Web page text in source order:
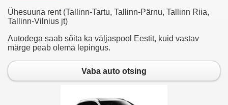
Ühesuuna rent (Tallinn-Tartu, Tallinn-Pärnu, Tallinn Riia,
Tallinn-Vilnius jt)
Autodega saab sõita ka väljaspool Eestit, kuid vastav
märge peab olema lepingus.
Vaba auto otsing